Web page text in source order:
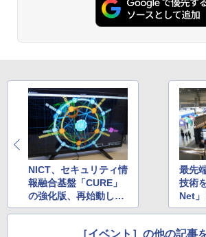
NICT、セキュリティ情
報融合基盤「CURE」
の強化版、再始動した
サイバー攻撃対策プロ
最先
技術
Net
のテ
［イベント］の他の記事